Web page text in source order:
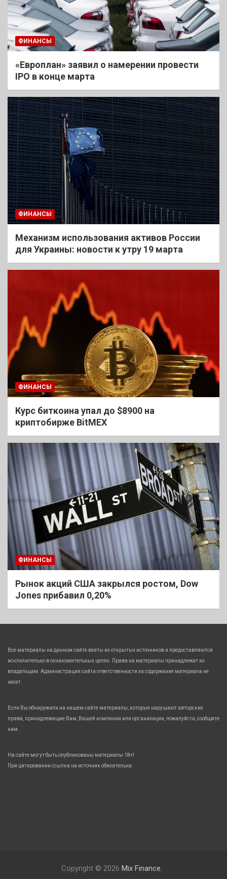
ФИНАНСЫ
«Европлан» заявил о намерении провести
IPO в конце марта
ФИНАНСЫ
Механизм использования активов России
для Украины: новости к утру 19 марта
ФИНАНСЫ
Курс биткоина упал до $8900 на
криптобирже BitMEX
ФИНАНСЫ
Рынок акций США закрылся ростом, Dow
Jones прибавил 0,20%
Все материалы на данном сайте взяты из открытых источников и предоставляются
исключительно в ознакомительных целях. Права на материалы принадлежат их
владельцам. Администрация сайта ответственности за содержание материала не
несет.
Если Вы обнаружили на нашем сайте материалы, которые нарушают авторские
права, принадлежащие Вам, Вашей компании или организации, пожалуйста, сообщите
нам.
На сайте могут быть опубликованы материалы 18+!
При цитировании ссылка на источник обязательна.
Copyright © 2026 Mix Finance.